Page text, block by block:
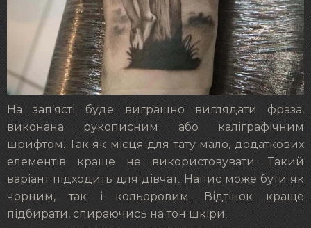
На зап’ясті буде виграшно виглядати фраза,
виконана рукописним або каліграфічним
шрифтом. Так як місця для тату мало, додаткових
елементів краще не використовувати. Такий
варіант підходить для дівчат. Напис може бути як
чорним, так і кольоровим. Відтінок краще
підбирати, спираючись на тон шкіри.